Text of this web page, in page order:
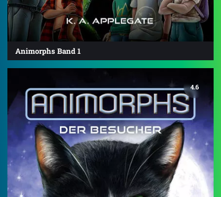
Animorphs Band 1
4.6